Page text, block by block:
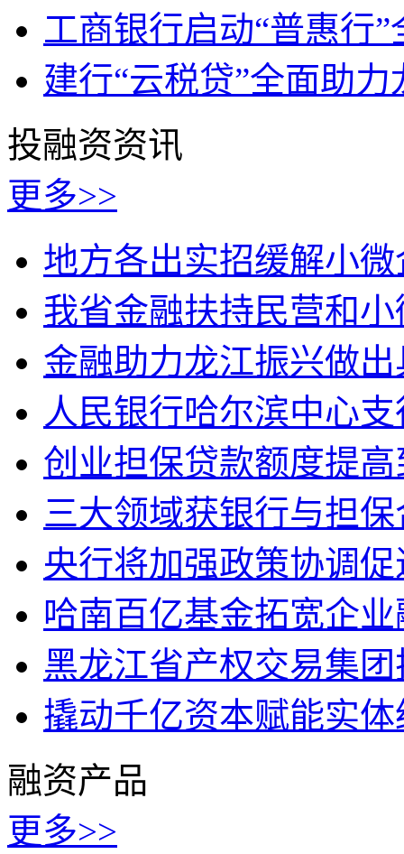
工商银行启动“普惠行
建行“云税贷”全面助
投融资资讯
更多>>
地方各出实招缓解小
我省金融扶持民营和
金融助力龙江振兴做
人民银行哈尔滨中心
创业担保贷款额度提高
三大领域获银行与担
央行将加强政策协调
哈南百亿基金拓宽企
黑龙江省产权交易集
撬动千亿资本赋能实体
融资产品
更多>>